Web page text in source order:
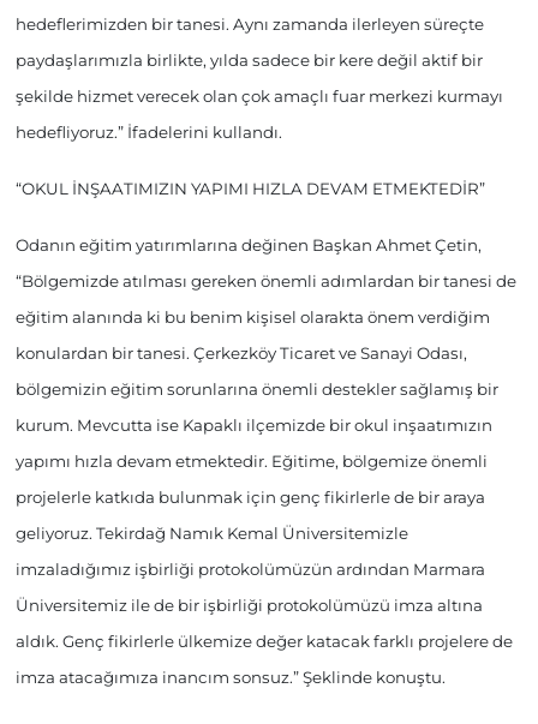
hedeflerimizden bir tanesi. Aynı zamanda ilerleyen süreçte
paydaşlarımızla birlikte, yılda sadece bir kere değil aktif bir
şekilde hizmet verecek olan çok amaçlı fuar merkezi kurmayı
hedefliyoruz.” İfadelerini kullandı.
“OKUL İNŞAATIMIZIN YAPIMI HIZLA DEVAM ETMEKTEDİR”
Odanın eğitim yatırımlarına değinen Başkan Ahmet Çetin,
“Bölgemizde atılması gereken önemli adımlardan bir tanesi de
eğitim alanında ki bu benim kişisel olarakta önem verdiğim
konulardan bir tanesi. Çerkezköy Ticaret ve Sanayi Odası,
bölgemizin eğitim sorunlarına önemli destekler sağlamış bir
kurum. Mevcutta ise Kapaklı ilçemizde bir okul inşaatımızın
yapımı hızla devam etmektedir. Eğitime, bölgemize önemli
projelerle katkıda bulunmak için genç fikirlerle de bir araya
geliyoruz. Tekirdağ Namık Kemal Üniversitemizle
imzaladığımız işbirliği protokolümüzün ardından Marmara
Üniversitemiz ile de bir işbirliği protokolümüzü imza altına
aldık. Genç fikirlerle ülkemize değer katacak farklı projelere de
imza atacağımıza inancım sonsuz.” Şeklinde konuştu.